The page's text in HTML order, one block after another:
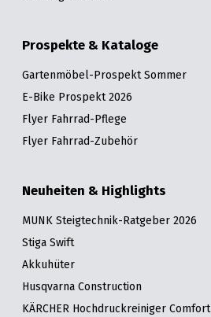
Prospekte & Kataloge
Gartenmöbel-Prospekt Sommer
E-Bike Prospekt 2026
Flyer Fahrrad-Pflege
Flyer Fahrrad-Zubehör
Neuheiten & Highlights
MUNK Steigtechnik-Ratgeber 2026
Stiga Swift
Akkuhüter
Husqvarna Construction
KÄRCHER Hochdruckreiniger Comfort